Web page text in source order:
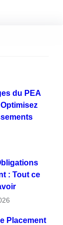
du PEA
: Tout ce
Placement